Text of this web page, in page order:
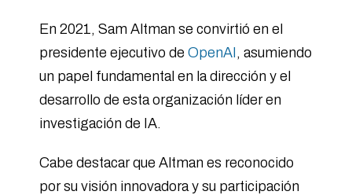
En 2021, Sam Altman se convirtió en el
presidente ejecutivo de OpenAI , asumiendo
un papel fundamental en la dirección y el
desarrollo de esta organización líder en
investigación de IA.
Cabe destacar que Altman es reconocido
por su visión innovadora y su participación